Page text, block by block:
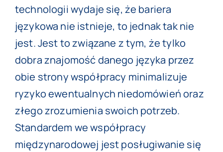
technologii wydaje się, że bariera
językowa nie istnieje, to jednak tak nie
jest. Jest to związane z tym, że tylko
dobra znajomość danego języka przez
obie strony współpracy minimalizuje
ryzyko ewentualnych niedomówień oraz
złego zrozumienia swoich potrzeb.
Standardem we współpracy
międzynarodowej jest posługiwanie się